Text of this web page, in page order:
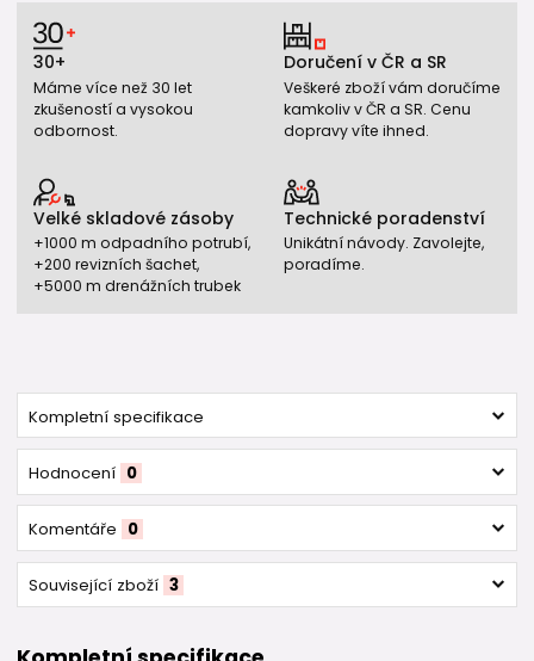
30+
Máme více než 30 let
zkušeností a vysokou
odbornost.
Doručení v ČR a SR
Veškeré zboží vám doručíme
kamkoliv v ČR a SR. Cenu
dopravy víte ihned.
Velké skladové zásoby
+1000 m odpadního potrubí,
+200 revizních šachet,
+5000 m drenážních trubek
Technické poradenství
Unikátní návody. Zavolejte,
poradíme.
Kompletní specifikace
Hodnocení 0
Komentáře 0
Související zboží 3